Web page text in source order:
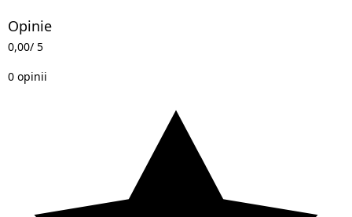
Opinie
0,00/ 5
0 opinii